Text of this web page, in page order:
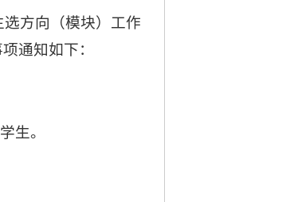
方向（模块）工作
通知如下：
生。